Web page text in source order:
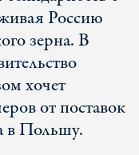
Россию
зерна. В
хочет
от поставок
в Польшу.